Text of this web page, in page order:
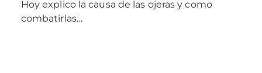
Hoy explico la causa de las ojeras y como
combatirlas…